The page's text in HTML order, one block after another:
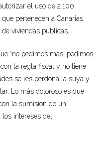
el uso de 2.100
pertenecen a Canarias
viviendas públicas.
“no pedimos más, pedimos
la regla fiscal y no tiene
se les perdona la suya y
Lo más doloroso es que
la sumisión de un
intereses del